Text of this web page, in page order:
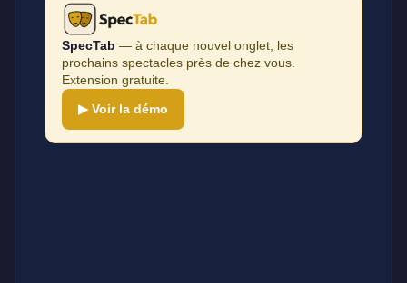
SpecTab — à chaque nouvel onglet, les
prochains spectacles près de chez vous.
Extension gratuite.
▶ Voir la démo